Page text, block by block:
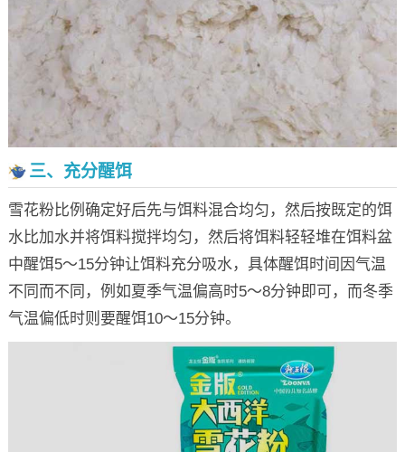
三、充分醒饵
雪花粉比例确定好后先与饵料混合均匀，然后按既定的饵
水比加水并将饵料搅拌均匀，然后将饵料轻轻堆在饵料盆
中醒饵5～15分钟让饵料充分吸水，具体醒饵时间因气温
不同而不同，例如夏季气温偏高时5～8分钟即可，而冬季
气温偏低时则要醒饵10～15分钟。